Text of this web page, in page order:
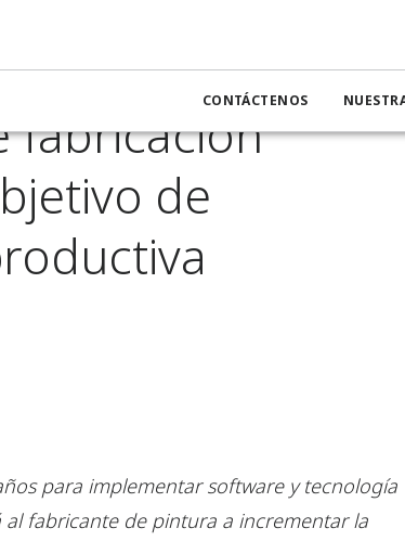
CONTÁCTENOS
para
fabricación
de
para implementar software y tecnología
fabricante de pintura a incrementar la